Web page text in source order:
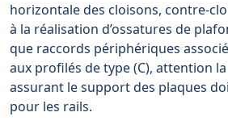
horizontale des cloisons, contre-
à la réalisation d’ossatures de
que raccords périphériques
aux profilés de type (C), attention
assurant le support des plaques
pour les rails.